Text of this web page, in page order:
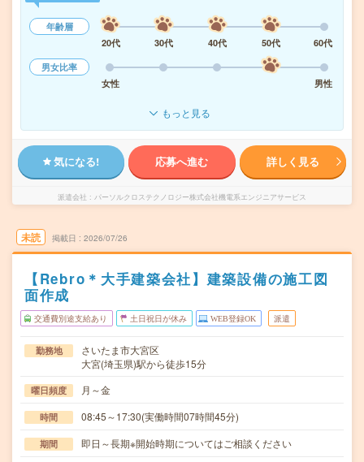
年齢層
20代
30代 40代 50代
60代
男女比率
女性
男性
もっと見る
気になる! 応募へ進む 詳しく見る
派遣会社 パーソルクロステクノロジー株式会社機電系エンジニアサービス
未読 掲載日 2026/07/26
【Rebro＊大手建築会社】建築設備の施工図
面作成
交通費別途支給あり 土日祝日が休み WEB登録OK 派遣
勤務地
さいたま市大宮区
大宮(埼玉県)駅から徒歩15分
曜日頻度 月～金
時間 08:45～17:30(実働時間07時間45分)
期間 即日～長期※開始時期についてはご相談ください